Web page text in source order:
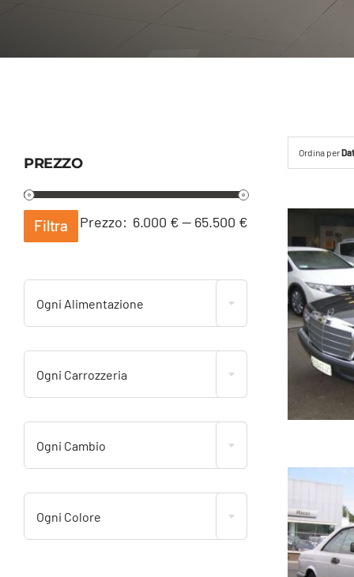
PREZZO
Prezzo
Prezzo
Filtra Prezzo: 6.000 €— 65.500 €
Ogni Alimentazione
Ogni Carrozzeria
Ogni Cambio
Ogni Colore
Ordina per